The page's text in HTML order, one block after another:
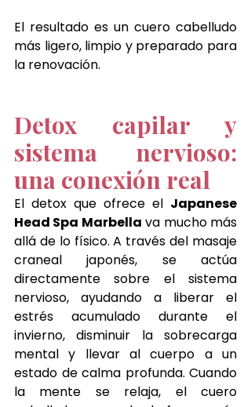
El resultado es un cuero cabelludo
más ligero, limpio y preparado para
la renovación.
Detox capilar y
sistema nervioso:
una conexión real
El detox que ofrece el Japanese
Head Spa Marbella va mucho más
allá de lo físico. A través del masaje
craneal japonés, se actúa
directamente sobre el sistema
nervioso, ayudando a liberar el
estrés acumulado durante el
invierno, disminuir la sobrecarga
mental y llevar al cuerpo a un
estado de calma profunda. Cuando
la mente se relaja, el cuero